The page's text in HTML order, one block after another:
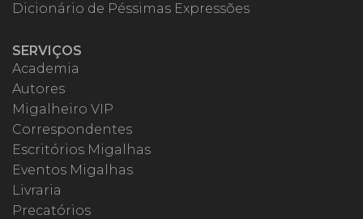
Dicionário de Péssimas Expressões
SERVIÇOS
Academia
Autores
Migalheiro VIP
Correspondentes
Escritórios Migalhas
Eventos Migalhas
Livraria
Precatórios